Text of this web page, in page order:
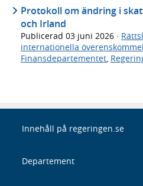
Protokoll om ändring i
och Irland
Publicerad 03 juni 2026 ·
internationella
Finansdepartementet,
Innehåll på regeringen.se
Departement